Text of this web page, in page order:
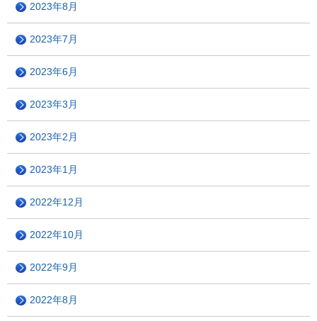
2023年8月
2023年7月
2023年6月
2023年3月
2023年2月
2023年1月
2022年12月
2022年10月
2022年9月
2022年8月